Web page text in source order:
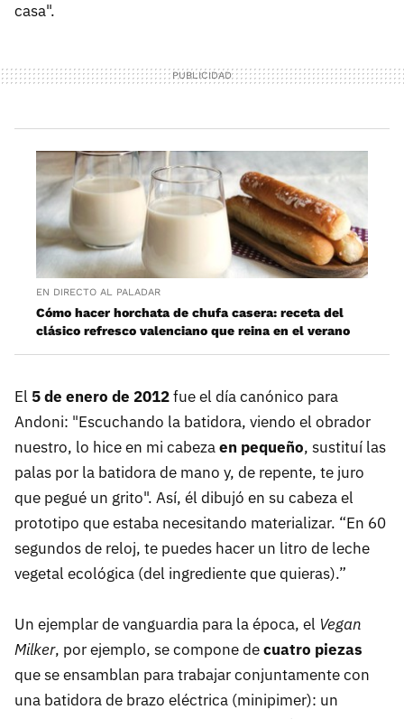
casa".
EN DIRECTO AL PALADAR
Cómo hacer horchata de chufa casera: receta del
clásico refresco valenciano que reina en el verano
El 5 de enero de 2012fue el día canónico para
Andoni: "Escuchando la batidora, viendo el obrador
nuestro, lo hice en mi cabezaen pequeño, sustituí las
palas por la batidora de mano y, de repente, te juro
que pegué un grito". Así, él dibujó en su cabeza el
prototipo que estaba necesitando materializar. “En 60
segundos de reloj, te puedes hacer un litro de leche
vegetal ecológica (del ingrediente que quieras).”
Un ejemplar de vanguardia para la época, el Vegan
Milker, por ejemplo, se compone decuatro piezas
que se ensamblan para trabajar conjuntamente con
una batidora de brazo eléctrica (minipimer): un